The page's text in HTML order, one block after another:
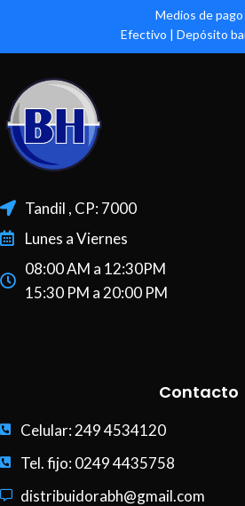
Medios de pago
Efectivo | Depósito
Tandil , CP: 7000
Lunes a Viernes
08:00 AM a 12:30PM
15:30 PM a 20:00 PM
Contacto
Celular: 249 4534120
Tel. fijo: 0249 4435758
distribuidorabh@gmail.com